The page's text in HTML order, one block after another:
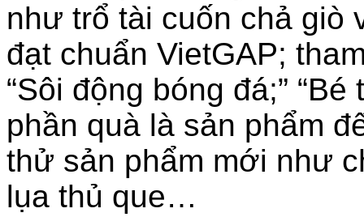
như trổ tài cuốn chả giò
đạt chuẩn VietGAP;
“Sôi động bóng đá;”
phần quà là sản phẩm
thử sản phẩm mới như
lụa thủ que…